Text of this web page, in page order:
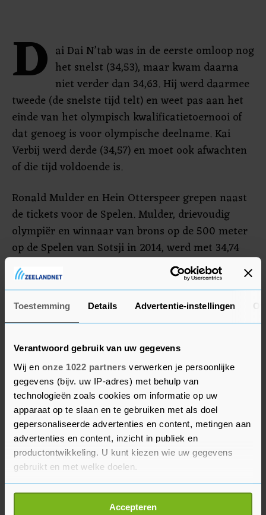
Toestemming Details Advertentie-instellingen
Verantwoord gebruik van uw gegevens
Wij en onze 1022 partners verwerken je persoonlijke
gegevens (bijv. uw IP-adres) met behulp van
technologieën zoals cookies om informatie op uw
apparaat op te slaan en te gebruiken met als doel
gepersonaliseerde advertenties en content, metingen aan
advertenties en content, inzicht in publiek en
productontwikkeling. U kunt kiezen wie uw gegevens
gebruikt en met welke doelen.
Als u het toestaat, willen we ook graag:
Informatie verzamelen over uw geografische
Accepteren
D ai Dai N’tab was in de eerste omloop nog
het snelst (34,53), maar kwam daarna
niet verder dan 34,63. Hij werd daarmee
tweede (de snelste tijd telt) en weet pas aan het
einde van het olympisch kwalificatietoernooi of
dat genoeg is voor olympische deelname. Kai
Verbij werd derde (34,57) en moet ook afwachten
of die tijd voldoende is.
Ronald Mulder en Hein Otterspeer grepen naast
de tickets voor de Spelen. Mulder, drievoudig
olympiër en winnaar van brons op de 500 meter
op de Spelen van Sotsji in 2014, werd met 34,74
vijfde. Otterspeer kwam ten val in de eerste rit en
kwam in zijn tweede 500 meter tot 34,89 en zat
daarmee ver van de top 3.